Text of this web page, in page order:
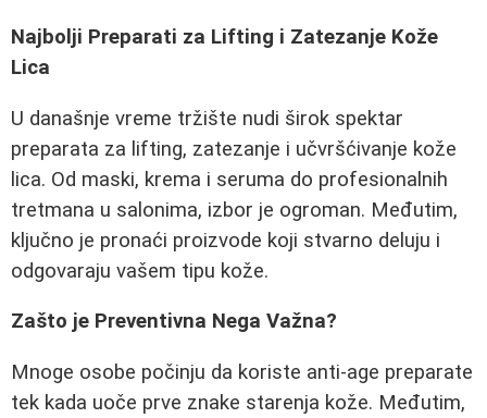
Najbolji Preparati za Lifting i Zatezanje Kože
Lica
U današnje vreme tržište nudi širok spektar
preparata za lifting, zatezanje i učvršćivanje kože
lica. Od maski, krema i seruma do profesionalnih
tretmana u salonima, izbor je ogroman. Međutim,
ključno je pronaći proizvode koji stvarno deluju i
odgovaraju vašem tipu kože.
Zašto je Preventivna Nega Važna?
Mnoge osobe počinju da koriste anti-age preparate
tek kada uoče prve znake starenja kože. Međutim,